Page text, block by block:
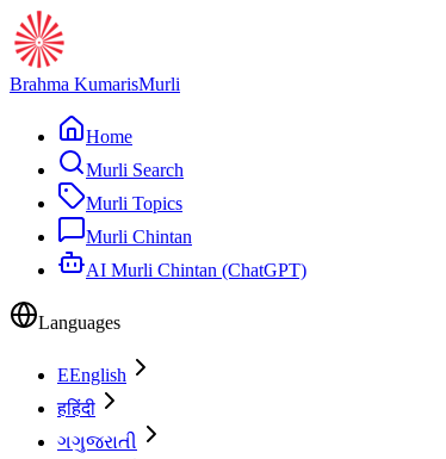
Brahma KumarisMurli
Home
Murli Search
Murli Topics
Murli Chintan
AI Murli Chintan (ChatGPT)
Languages
EEnglish
हहिंदी
ગગુજરાતી